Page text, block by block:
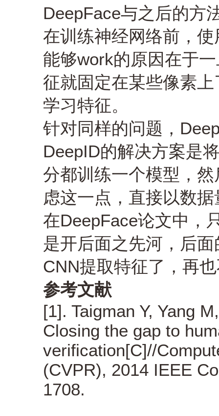
DeepFace与之后的方
在训练神经网络前，
能够work的原因在于
征就固定在某些像素
学习特征。
针对同样的问题，
DeepID的解决方案是
分都训练一个模型，
虑这一点，直接以数
在DeepFace论文中，
是开后面之先河，后
CNN提取特征了，再
参考文献
[1]. Taigman Y, Yang
Closing the gap to
verification[C]//
(CVPR), 2014 IEEE
1708.